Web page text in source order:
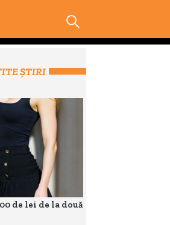
ȘTIRI
de lei de la două